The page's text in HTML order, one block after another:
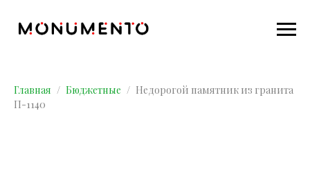
Главная Бюджетные
Недорогой памятник из гранита
П-1140